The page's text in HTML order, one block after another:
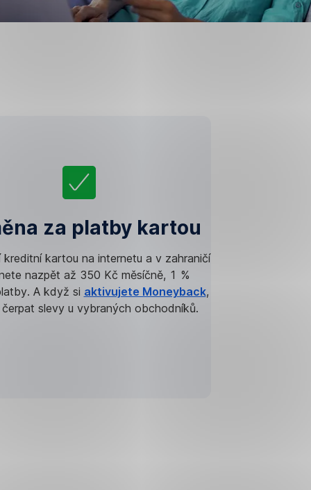
za platby kartou
kreditní kartou na internetu a v zahraničí
nazpět až 350 Kč měsíčně, 1 %
A když si aktivujete Moneyback,
slevy u vybraných obchodníků.